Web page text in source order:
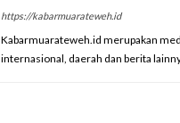
https://kabarmuarateweh.id
Kabarmuarateweh.id merupakan
internasional, daerah dan berita